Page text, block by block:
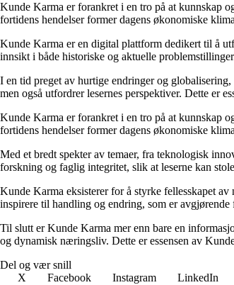
Kunde Karma er forankret i en tro på at kunnskap
fortidens hendelser former dagens økonomiske
Kunde Karma er en digital plattform dedikert til å
innsikt i både historiske og aktuelle
I en tid preget av hurtige endringer og
men også utfordrer lesernes perspektiver. Dette er
Kunde Karma er forankret i en tro på at kunnskap
fortidens hendelser former dagens økonomiske
Med et bredt spekter av temaer, fra teknologisk
forskning og faglig integritet, slik at leserne kan
Kunde Karma eksisterer for å styrke fellesskapet
inspirere til handling og endring, som er
Til slutt er Kunde Karma mer enn bare en
og dynamisk næringsliv. Dette er essensen av
Del og vær snill
X
Facebook Instagram LinkedIn